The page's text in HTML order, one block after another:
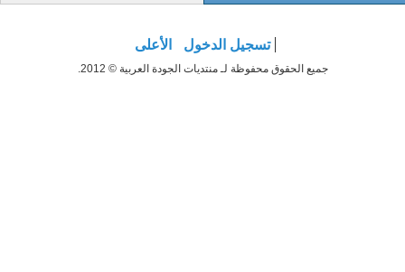
تسجيل الدخول الأعلى
جميع الحقوق محفوظة لـ منتديات الجودة العربية © 2012.